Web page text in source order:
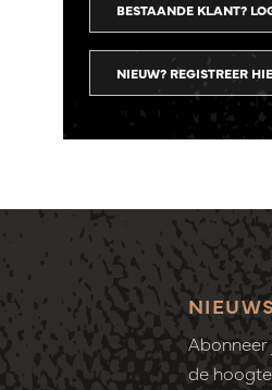
BESTAANDE KLANT?
NIEUW? REGISTREER
de